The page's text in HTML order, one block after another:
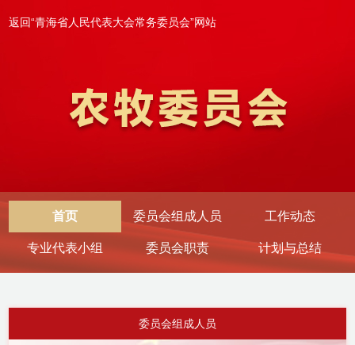
返回“青海省人民代表大会常务委员会”网站
首页 委员会组成人员 工作动态
专业代表小组 委员会职责 计划与总结
委员会组成人员